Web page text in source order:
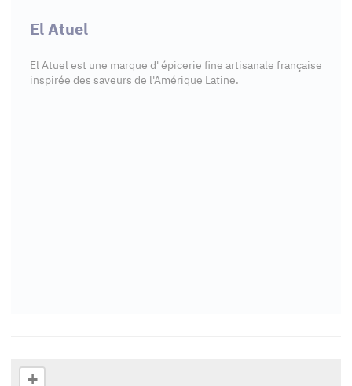
El Atuel
El Atuel est une marque d' épicerie fine artisanale française
inspirée des saveurs de l'Amérique Latine.
+